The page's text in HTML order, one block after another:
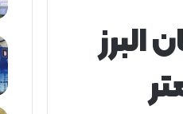
البرز